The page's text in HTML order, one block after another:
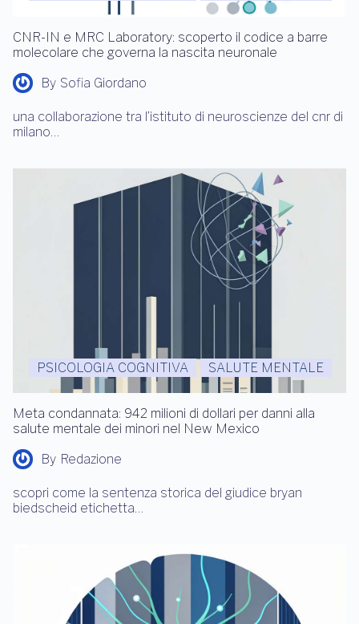
CNR-IN e MRC Laboratory: scoperto il codice a barre
molecolare che governa la nascita neuronale
By Sofia Giordano
una collaborazione tra l’istituto di neuroscienze del cnr di
milano…
PSICOLOGIA COGNITIVA SALUTE MENTALE
Meta condannata: 942 milioni di dollari per danni alla
salute mentale dei minori nel New Mexico
By Redazione
scopri come la sentenza storica del giudice bryan
biedscheid etichetta…